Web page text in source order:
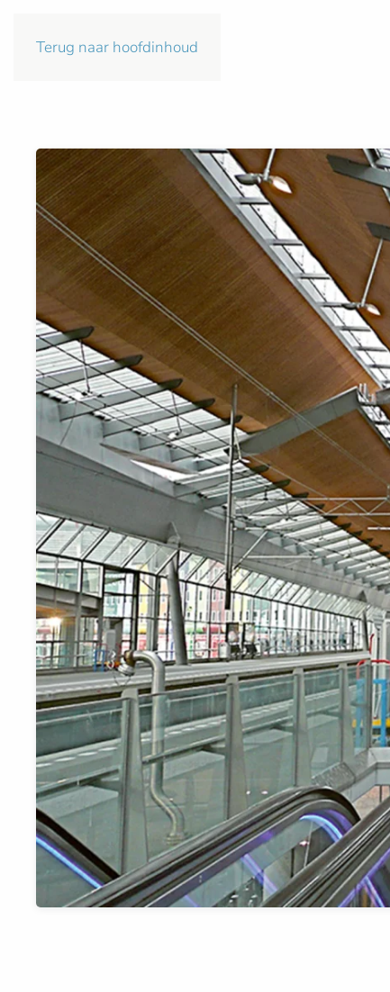
Terug naar hoofdinhoud